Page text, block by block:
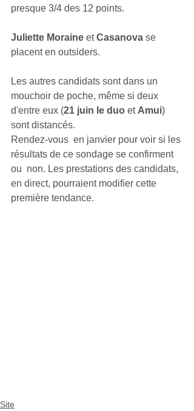
presque 3/4 des 12 points.
Juliette Moraine et Casanova se
placent en outsiders.
Les autres candidats sont dans un
mouchoir de poche, même si deux
d'entre eux (21 juin le duo et Amui)
sont distancés.
Rendez-vous  en janvier pour voir si les
résultats de ce sondage se confirment
ou  non. Les prestations des candidats,
en direct, pourraient modifier cette
première tendance.
Site